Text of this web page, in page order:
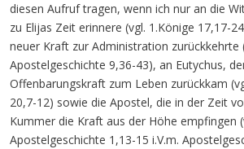
diesen Aufruf tragen, wenn ich nur an die
zu Elijas Zeit erinnere (vgl. 1.Könige 17,17-
neuer Kraft zur Administration zurückkehrte
Apostelgeschichte 9,36-43), an Eutychus,
Offenbarungskraft zum Leben zurückkam
20,7-12) sowie die Apostel, die in der Zeit
Kummer die Kraft aus der Höhe empfingen
Apostelgeschichte 1,13-15 i.V.m.